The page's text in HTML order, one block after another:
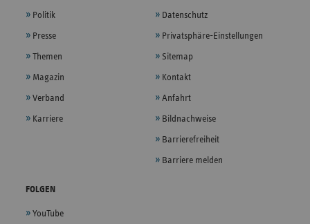
Politik
Presse
Themen
Magazin
Verband
Karriere
Datenschutz
Privatsphäre-Einstellungen
Sitemap
Kontakt
Anfahrt
Bildnachweise
Barrierefreiheit
Barriere melden
FOLGEN
YouTube